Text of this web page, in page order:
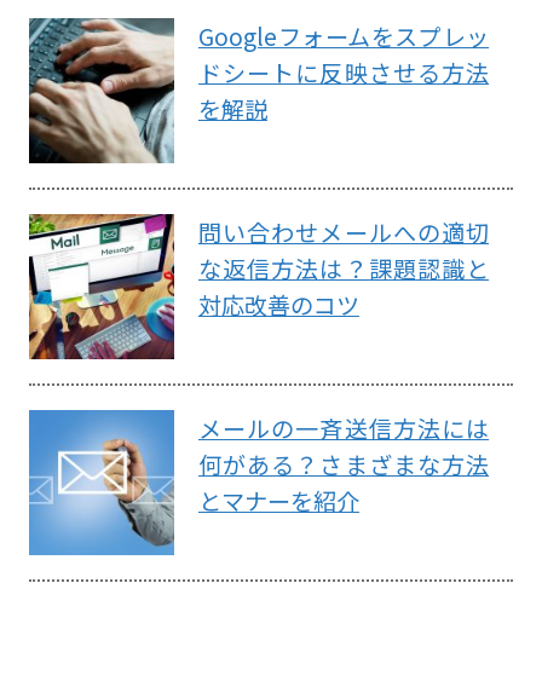
Googleフォームをスプレッ
ドシートに反映させる方法
を解説
問い合わせメールへの適切
な返信方法は？課題認識と
対応改善のコツ
メールの一斉送信方法には
何がある？さまざまな方法
とマナーを紹介